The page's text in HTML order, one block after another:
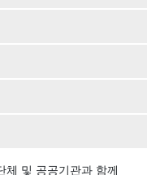
체 및 공공기관과 함께